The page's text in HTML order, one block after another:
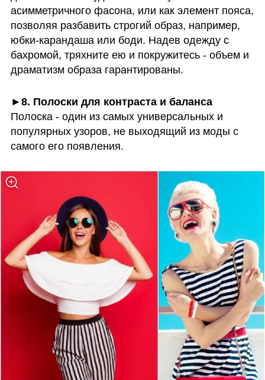
асимметричного фасона, или как элемент пояса,
позволяя разбавить строгий образ, например,
юбки-карандаша или боди. Надев одежду с
бахромой, тряхните ею и покружитесь - объем и
драматизм образа гарантированы.
►8. Полоски для контраста и баланса
Полоска - один из самых универсальных и
популярных узоров, не выходящий из моды с
самого его появления.